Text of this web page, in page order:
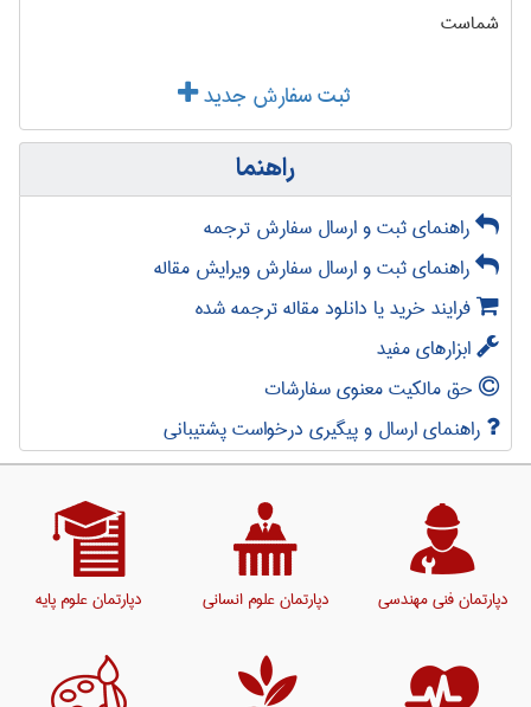
شماست
ثبت سفارش جدید
راهنما
راهنمای ثبت و ارسال سفارش ترجمه
راهنمای ثبت و ارسال سفارش ویرایش مقاله
فرایند خرید یا دانلود مقاله ترجمه شده
ابزارهای مفید
حق مالکیت معنوی سفارشات
راهنمای ارسال و پیگیری درخواست پشتیبانی
دپارتمان فنی مهندسی دپارتمان علوم انسانی دپارتمان علوم پایه